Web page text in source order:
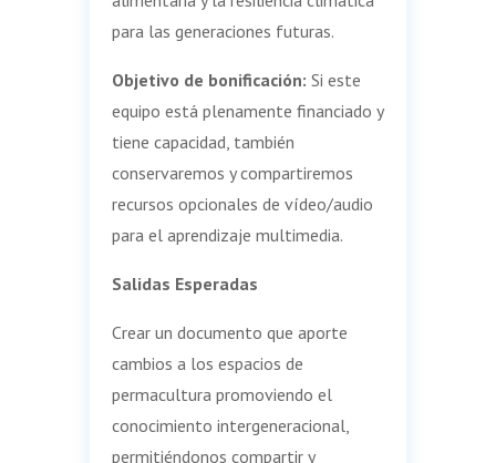
para las generaciones futuras.
Objetivo de bonificación: Si este
equipo está plenamente financiado y
tiene capacidad, también
conservaremos y compartiremos
recursos opcionales de vídeo/audio
para el aprendizaje multimedia.
Salidas Esperadas
Crear un documento que aporte
cambios a los espacios de
permacultura promoviendo el
conocimiento intergeneracional,
permitiéndonos compartir y